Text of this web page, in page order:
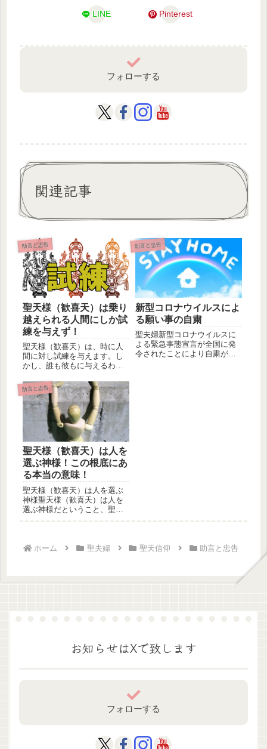
LINE Pinterest
フォローする
関連記事
助言と忠告
聖天様（歓喜天）は乗り
越えられる人間にしか試
練を与えず！
聖天様（歓喜天）は、時に人
間に対し試練を与えます。し
かし、誰も彼もに与えるわけ
（歓喜天）...
助言と忠告
新型コロナウイルスによ
る願い事の自粛
聖夫婦新型コロナウイルスに
よる緊急事態宣言が全国に発
令されたことにより自粛が求
助言と忠告
聖天様（歓喜天）は人を
選ぶ神様！この根底にあ
る本当の意味！
聖天様（歓喜天）は人を選ぶ
神様聖天様（歓喜天）は人を
選ぶ神様だということ、聖天
ホーム 聖夫婦 聖天信仰 助言と忠告
お知らせはXで致します
フォローする